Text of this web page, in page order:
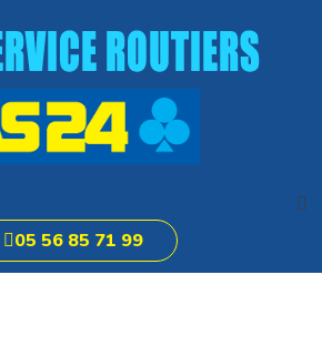
05 56 85 71 99